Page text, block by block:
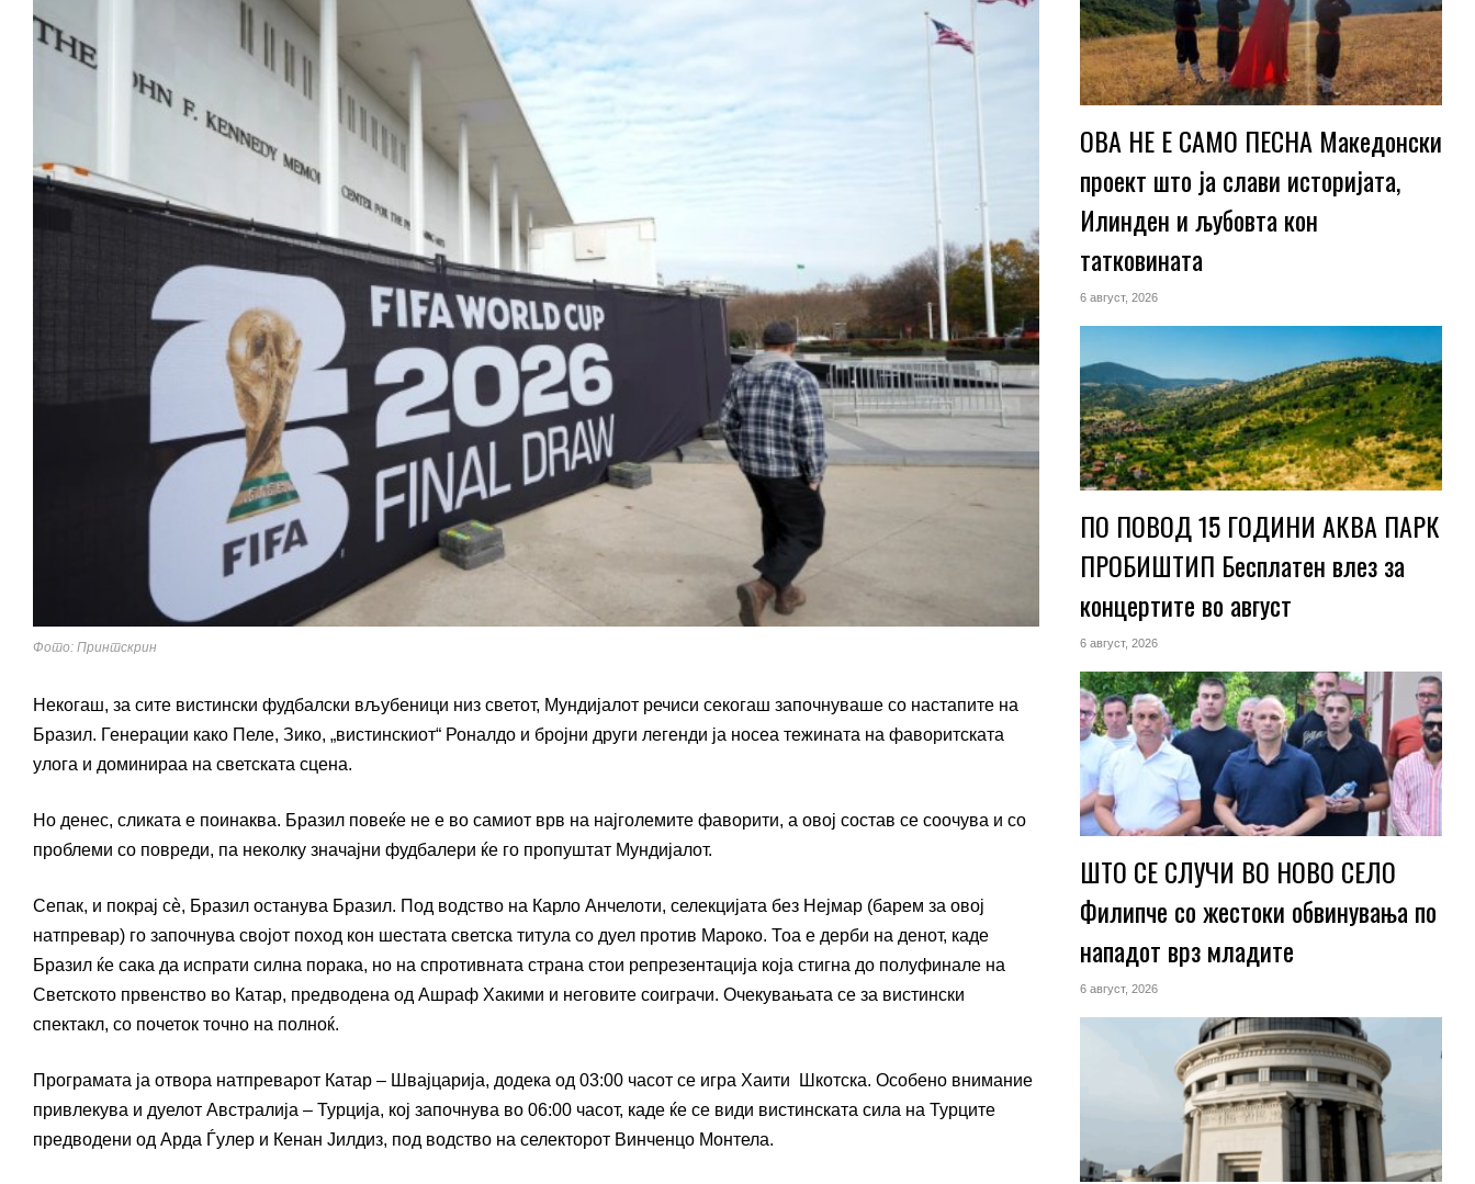
Фото: Принтскрин
Некогаш, за сите вистински фудбалски вљубеници низ светот, Мундијалот речиси секогаш започнуваше со настапите на
Бразил. Генерации како Пеле, Зико, „вистинскиот“ Роналдо и бројни други легенди ја носеа тежината на фаворитската
улога и доминираа на светската сцена.
Но денес, сликата е поинаква. Бразил повеќе не е во самиот врв на најголемите фаворити, а овој состав се соочува и со
проблеми со повреди, па неколку значајни фудбалери ќе го пропуштат Мундијалот.
Сепак, и покрај сè, Бразил останува Бразил. Под водство на Карло Анчелоти, селекцијата без Нејмар (барем за овој
натпревар) го започнува својот поход кон шестата светска титула со дуел против Мароко. Тоа е дерби на денот, каде
Бразил ќе сака да испрати силна порака, но на спротивната страна стои репрезентација која стигна до полуфинале на
Светското првенство во Катар, предводена од Ашраф Хакими и неговите соиграчи. Очекувањата се за вистински
спектакл, со почеток точно на полноќ.
Програмата ја отвора натпреварот Катар – Швајцарија, додека од 03:00 часот се игра Хаити Шкотска. Особено внимание
привлекува и дуелот Австралија – Турција, кој започнува во 06:00 часот, каде ќе се види вистинската сила на Турците
предводени од Арда Ѓулер и Кенан Јилдиз, под водство на селекторот Винченцо Монтела.
ОВА НЕ Е САМО ПЕСНА Македонски
проект што ја слави историјата,
Илинден и љубовта кон
татковината
6 август, 2026
ПО ПОВОД 15 ГОДИНИ АКВА ПАРК
ПРОБИШТИП Бесплатен влез за
концертите во август
6 август, 2026
ШТО СЕ СЛУЧИ ВО НОВО СЕЛО
Филипче со жестоки обвинувања по
нападот врз младите
6 август, 2026